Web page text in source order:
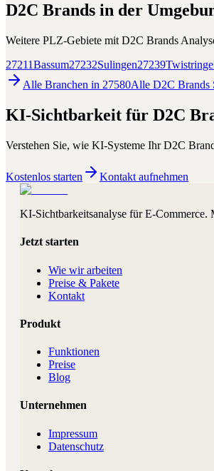
D2C Brands in der
Weitere PLZ-Gebiete mit D2C Brands
27211Bassum27232Sulingen27239
Alle Branchen in 27580Alle D2C Brands
KI-Sichtbarkeit für D2C
Verstehen Sie, wie KI-Systeme IhrD2C
Kostenlos starten Kontakt aufnehmen
KI-Sichtbarkeitsanalyse für E-Commerce.
Jetzt starten
Wie wir arbeiten
Preise & Pakete
Kontakt
Produkt
Funktionen
Preise
Blog
Unternehmen
Impressum
Datenschutz